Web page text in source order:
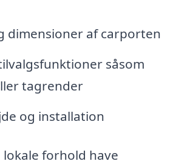
dimensioner af carporten
såsom
tagrender
og installation
forhold have